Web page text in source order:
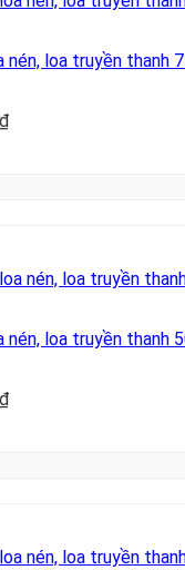
nén, loa truyền thanh
₫Giá
nén, loa truyền thanh
₫Giá